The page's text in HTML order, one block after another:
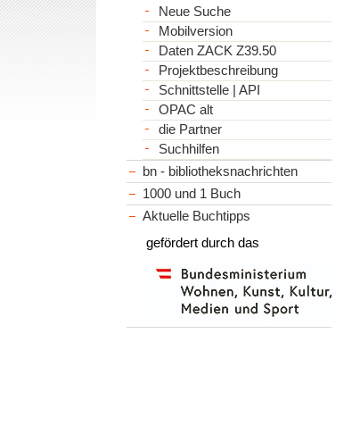
Neue Suche
Mobilversion
Daten ZACK Z39.50
Projektbeschreibung
Schnittstelle | API
OPAC alt
die Partner
Suchhilfen
bn - bibliotheksnachrichten
1000 und 1 Buch
Aktuelle Buchtipps
gefördert durch das